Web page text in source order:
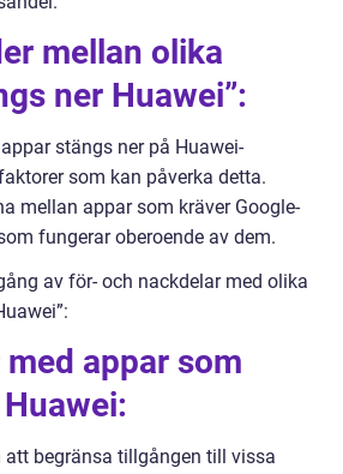
mellan olika
ner Huawei”:
stängs ner på Huawei-
som kan påverka detta.
mellan appar som kräver Google-
fungerar oberoende av dem.
av för- och nackdelar med olika
appar som
att begränsa tillgången till vissa